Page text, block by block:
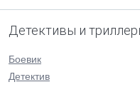
Детективы и
Боевик
Детектив